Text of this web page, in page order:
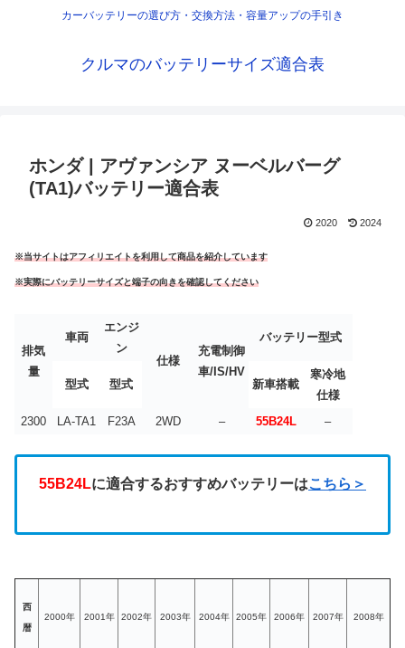
カーバッテリーの選び方・交換方法・容量アップの手引き
クルマのバッテリーサイズ適合表
ホンダ | アヴァンシア ヌーベルバーグ
(TA1)バッテリー適合表
2020 2024
※当サイトはアフィリエイトを利用して商品を紹介しています
※実際にバッテリーサイズと端子の向きを確認してください
排気
量
車両
エンジ
ン
仕様
充電制御
車/IS/HV
バッテリー型式
型式 型式 新車搭載
寒冷地
仕様
2300
LA-TA1 F23A 2WD – 55B24L –
55B24Lに適合するおすすめバッテリーはこちら＞
西
暦
2000年 2001年 2002年 2003年 2004年 2005年 2006年 2007年 2008年